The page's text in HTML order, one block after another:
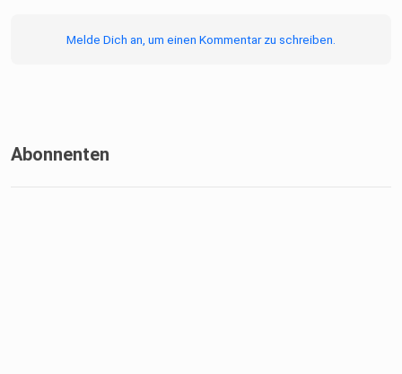
Melde Dich an, um einen Kommentar zu schreiben.
Abonnenten